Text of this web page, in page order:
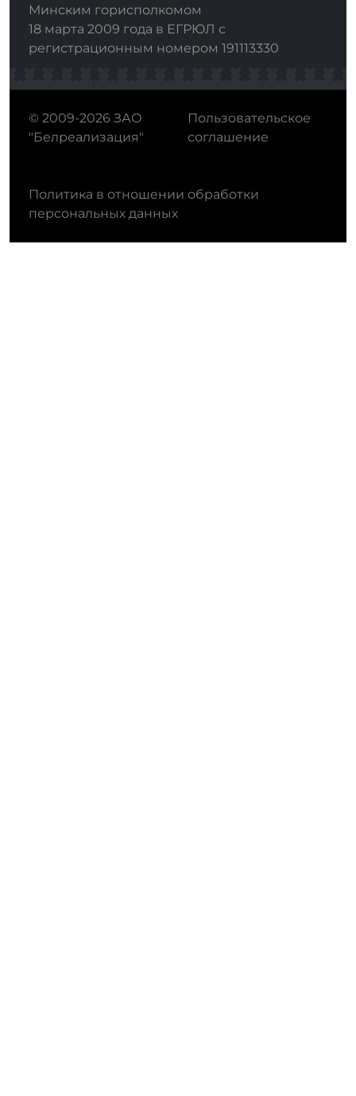
Минским горисполкомом
18 марта 2009 года в ЕГРЮЛ с
регистрационным номером 191113330
© 2009-2026 ЗАО
"Белреализация"
Пользовательское
соглашение
Политика в отношении обработки
персональных данных